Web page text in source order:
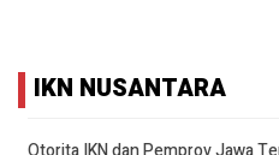
IKN NUSANTARA